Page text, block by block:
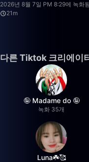
2026년 8월 7일 PM 8:29에 녹화됨
21m
다른 Tiktok 크리에이
🤪 Madame do 🤪
녹화 35개
Luna☘️🥰